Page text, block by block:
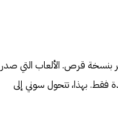
بنسخة قرص. الألعاب التي
فقط. بهذا، تتحول سوني إلى